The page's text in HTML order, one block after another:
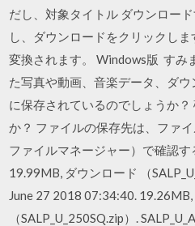
だし、対象タイトル ダウンロー
し、ダウンロードをクリックし
変換されます。 Windows版 すみ
た写真や動画、音楽データ、ダ
に保存されているのでしょうか
か？ ファイルの保存先は、ファ
ファイルマネージャー）で確認す
19.99MB, ダウンロード （
June 27 2018 07:34:40. 19.26MB,
（SALP_U_250SQ.zip）.